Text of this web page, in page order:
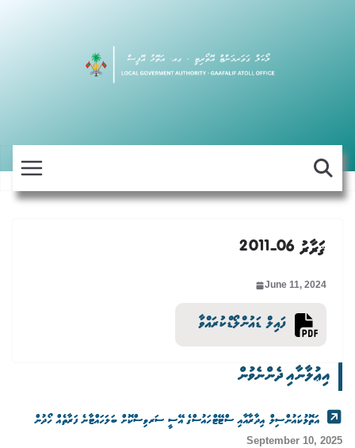
ޤަރާރު 06-2011
June 11, 2024
ފައިލް ޑައުންލޯޑްކުރައްވާ
އިޢުލާނާއި ދެންނެވުން
އަތޮޅުކައުންސިލް އިދާރާއާއި ސްޓޭޓްހައުސްގެ އޭސީ ސަރވިސްކޮށް ބަލަހައްޓާނެ ފަރާތެއް ހޯދުން
September 10, 2025